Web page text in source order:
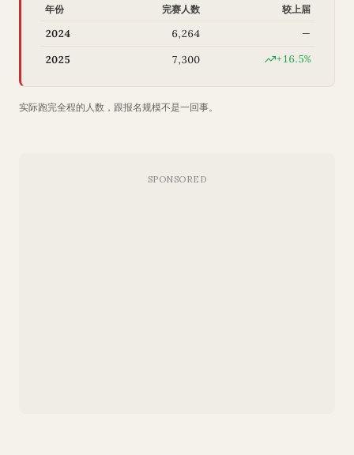
年份 完赛人数 较上届
2024 6,264
—
2025
7,300 +16.5%
实际跑完全程的人数，跟报名规模不是一回事。